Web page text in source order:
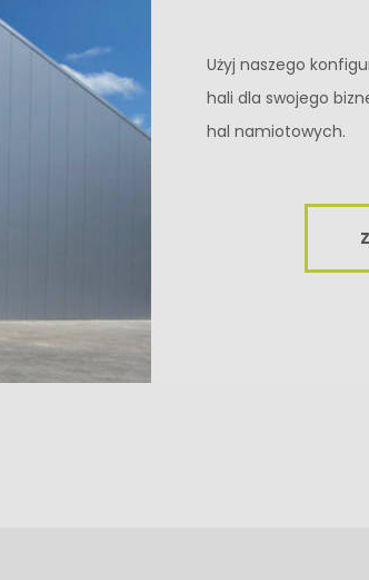
Użyj naszego
hali dla swojego
hal namiotowych.